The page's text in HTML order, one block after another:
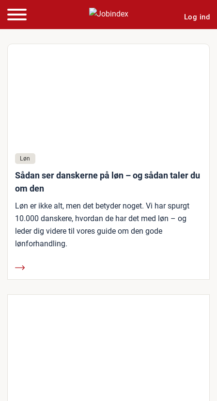
Log ind
Løn
Sådan ser danskerne på løn – og sådan taler du
om den
Løn er ikke alt, men det betyder noget. Vi har spurgt
10.000 danskere, hvordan de har det med løn – og
leder dig videre til vores guide om den gode
lønforhandling.